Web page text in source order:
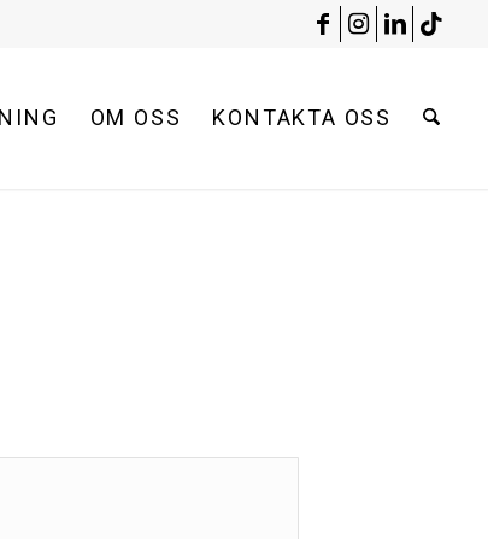
OM OSS KONTAKTA OSS